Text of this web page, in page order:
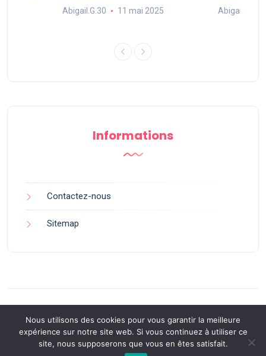
Abigail.G.30 11 mai 2025 Abigail.G.30
Informations
Contactez-nous
Sitemap
Back to Top
Nous utilisons des cookies pour vous garantir la meilleure
expérience sur notre site web. Si vous continuez à utiliser ce
site, nous supposerons que vous en êtes satisfait.